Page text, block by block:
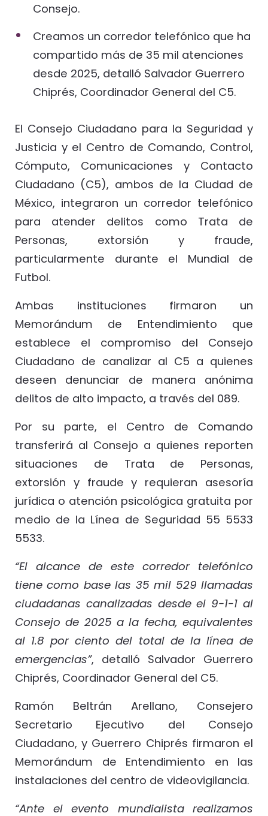
Consejo.
Creamos un corredor telefónico que ha
compartido más de 35 mil atenciones
desde 2025, detalló Salvador Guerrero
Chiprés, Coordinador General del C5.
El Consejo Ciudadano para la Seguridad y
Justicia y el Centro de Comando, Control,
Cómputo, Comunicaciones y Contacto
Ciudadano (C5), ambos de la Ciudad de
México, integraron un corredor telefónico
para atender delitos como Trata de
Personas, extorsión y fraude,
particularmente durante el Mundial de
Futbol.
Ambas instituciones firmaron un
Memorándum de Entendimiento que
establece el compromiso del Consejo
Ciudadano de canalizar al C5 a quienes
deseen denunciar de manera anónima
delitos de alto impacto, a través del 089.
Por su parte, el Centro de Comando
transferirá al Consejo a quienes reporten
situaciones de Trata de Personas,
extorsión y fraude y requieran asesoría
jurídica o atención psicológica gratuita por
medio de la Línea de Seguridad 55 5533
5533.
“El alcance de este corredor telefónico
tiene como base las 35 mil 529 llamadas
ciudadanas canalizadas desde el 9-1-1 al
Consejo de 2025 a la fecha, equivalentes
al 1.8 por ciento del total de la línea de
emergencias”, detalló Salvador Guerrero
Chiprés, Coordinador General del C5.
Ramón Beltrán Arellano, Consejero
Secretario Ejecutivo del Consejo
Ciudadano, y Guerrero Chiprés firmaron el
Memorándum de Entendimiento en las
instalaciones del centro de videovigilancia.
“Ante el evento mundialista realizamos